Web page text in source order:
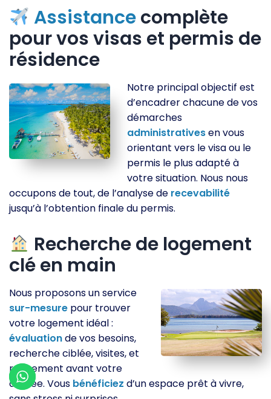
Assistancecomplète
pour vos visas et permis de
résidence
Notre principal objectif est
d’encadrer chacune de vos
démarches
administrativesen vous
orientant vers le visa ou le
permis le plus adapté à
votre situation. Nous nous
occupons de tout, de l’analyse de recevabilité
jusqu’à l’obtention finale du permis.
Recherche de logement
clé en main
Nous proposons un service
sur-mesure pour trouver
votre logement idéal :
évaluationde vos besoins,
recherche ciblée, visites, et
rangement avant votre
arrivée. Vous bénéficiez d’un espace prêt à vivre,